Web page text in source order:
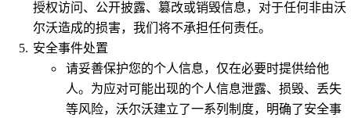
授权访问、公开披露、篡改或销毁信息，对于任何非由沃
尔沃造成的损害，我们将不承担任何责任。
安全事件处置
请妥善保护您的个人信息，仅在必要时提供给他
人。为应对可能出现的个人信息泄露、损毁、丢失
等风险，沃尔沃建立了一系列制度，明确了安全事